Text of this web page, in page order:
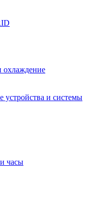
охлаждение
устройства и системы
часы